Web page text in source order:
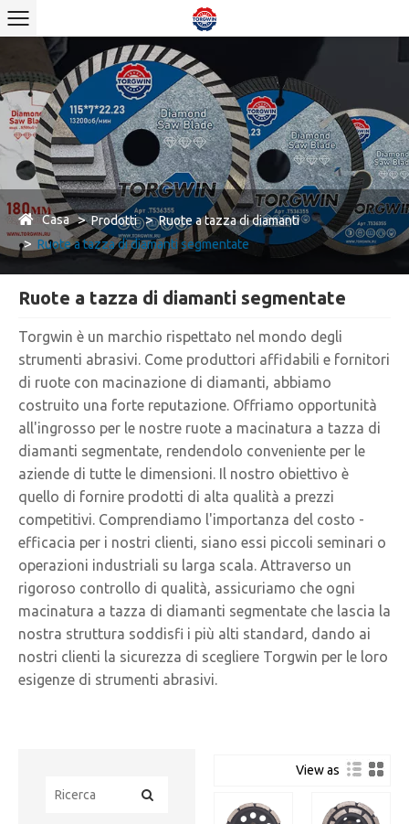
Casa Prodotti
Ruote a tazza di diamanti
Ruote a tazza di diamanti segmentate
Ruote a tazza di diamanti segmentate
Torgwin è un marchio rispettato nel mondo degli
strumenti abrasivi. Come produttori affidabili e fornitori
di ruote con macinazione di diamanti, abbiamo
costruito una forte reputazione. Offriamo opportunità
all'ingrosso per le nostre ruote a macinatura a tazza di
diamanti segmentate, rendendolo conveniente per le
aziende di tutte le dimensioni. Il nostro obiettivo è
quello di fornire prodotti di alta qualità a prezzi
competitivi. Comprendiamo l'importanza del costo -
efficacia per i nostri clienti, siano essi piccoli seminari o
operazioni industriali su larga scala. Attraverso un
rigoroso controllo di qualità, assicuriamo che ogni
macinatura a tazza di diamanti segmentate che lascia la
nostra struttura soddisfi i più alti standard, dando ai
nostri clienti la sicurezza di scegliere Torgwin per le loro
esigenze di strumenti abrasivi.
View as